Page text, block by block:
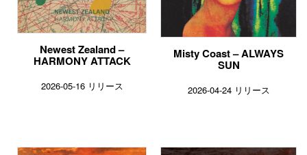
Newest Zealand –
HARMONY ATTACK
2026-05-16 リリース
Misty Coast – ALWAYS
SUN
2026-04-24 リリース